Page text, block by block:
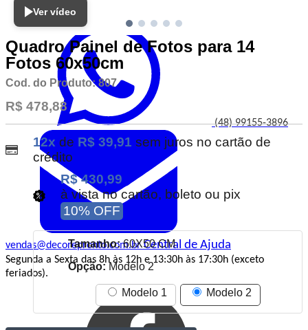
(48) 99155-3896
vendas@decorepronto.com.brCentral de Ajuda
Segunda a Sexta das 8h às 12h e 13:30h às 17:30h (exceto
feriados).
Ver vídeo
Quadro Painel de Fotos para 14
Fotos 60x50cm
Cod. do Produto: 807
R$ 478,88
12x de R$ 39,91 sem juros no cartão de
crédito
R$ 430,99
à vista no cartão, boleto ou pix
10% OFF
Tamanho:60X50 CM
Opção:Modelo 2
Modelo 1 Modelo 2